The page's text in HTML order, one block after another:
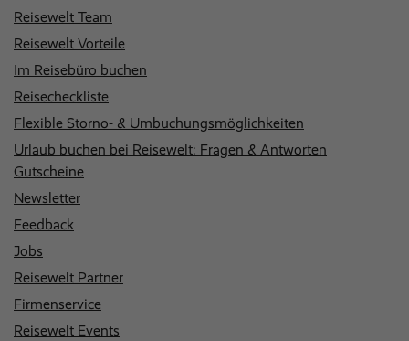
Reisewelt Team
Reisewelt Vorteile
Im Reisebüro buchen
Reisecheckliste
Flexible Storno- & Umbuchungsmöglichkeiten
Urlaub buchen bei Reisewelt: Fragen & Antworten
Gutscheine
Newsletter
Feedback
Jobs
Reisewelt Partner
Firmenservice
Reisewelt Events